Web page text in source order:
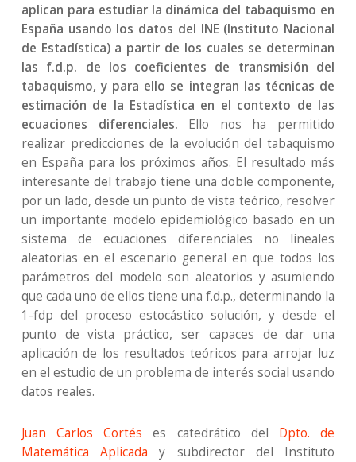
aplican para estudiar la dinámica del tabaquismo en
España usando los datos del INE (Instituto Nacional
de Estadística) a partir de los cuales se determinan
las f.d.p. de los coeficientes de transmisión del
tabaquismo, y para ello se integran las técnicas de
estimación de la Estadística en el contexto de las
ecuaciones diferenciales. Ello nos ha permitido
realizar predicciones de la evolución del tabaquismo
en España para los próximos años. El resultado más
interesante del trabajo tiene una doble componente,
por un lado, desde un punto de vista teórico, resolver
un importante modelo epidemiológico basado en un
sistema de ecuaciones diferenciales no lineales
aleatorias en el escenario general en que todos los
parámetros del modelo son aleatorios y asumiendo
que cada uno de ellos tiene una f.d.p., determinando la
1-fdp del proceso estocástico solución, y desde el
punto de vista práctico, ser capaces de dar una
aplicación de los resultados teóricos para arrojar luz
en el estudio de un problema de interés social usando
datos reales.
Juan Carlos Cortés es catedrático del Dpto. de
Matemática Aplicaday subdirector del Instituto